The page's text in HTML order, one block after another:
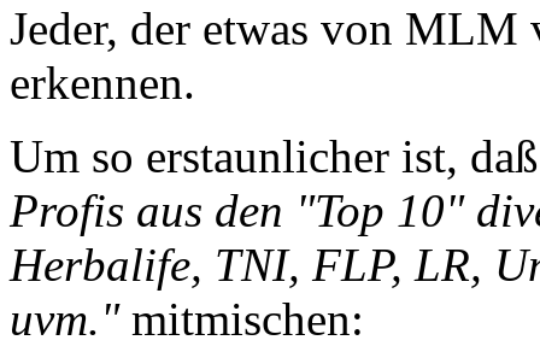
Jeder, der etwas von MLM
erkennen.
Um so erstaunlicher ist,
Profis aus den "Top 10"
Herbalife, TNI, FLP, LR,
uvm."mitmischen: